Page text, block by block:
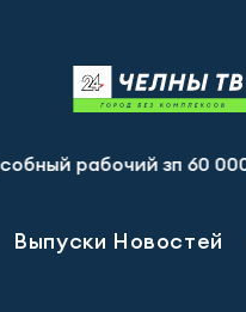
рабочий зп 60 000
Выпуски Новостей